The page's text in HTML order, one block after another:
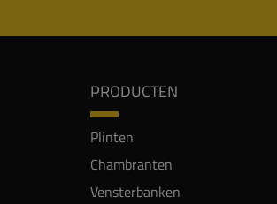
PRODUCTEN
Plinten
Chambranten
Vensterbanken